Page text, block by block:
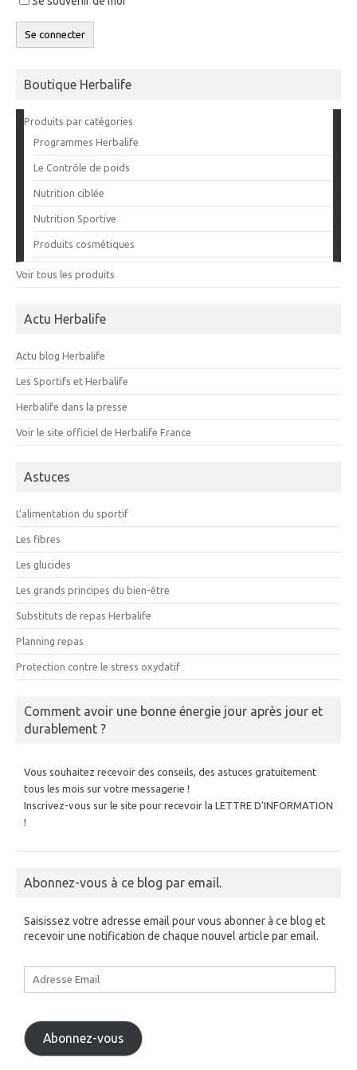
Se connecter
Boutique Herbalife
Produits par catégories
Programmes Herbalife
Le Contrôle de poids
Nutrition ciblée
Nutrition Sportive
Produits cosmétiques
Voir tous les produits
Actu Herbalife
Actu blog Herbalife
Les Sportifs et Herbalife
Herbalife dans la presse
Voir le site officiel de Herbalife France
Astuces
L’alimentation du sportif
Les fibres
Les glucides
Les grands principes du bien-être
Substituts de repas Herbalife
Planning repas
Protection contre le stress oxydatif
Comment avoir une bonne énergie jour après jour et
durablement ?
Vous souhaitez recevoir des conseils, des astuces gratuitement
tous les mois sur votre messagerie !
Inscrivez-vous sur le site pour recevoir la LETTRE D'INFORMATION
!
Abonnez-vous à ce blog par email.
Saisissez votre adresse email pour vous abonner à ce blog et
recevoir une notification de chaque nouvel article par email.
Adresse
Abonnez-vous